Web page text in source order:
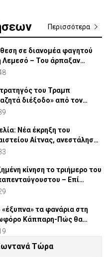
Περισσότερα
σε διανομέα φαγητού
Λεμεσό – Του άρπαξαν
και την παραγγελία
του Τραμπ
διέξοδο» από τον
με το Ιράν
Νέα έκρηξη του
Αίτνας, ανεστάλησαν
στο αεροδρόμιο
κίνηση το τριήμερο του
– Επί
η Αστυνομία
«έξυπνα» τα φανάρια στη
Κάππαρη-Πώς θα
προσοχή! Κλειστός
Τώρα